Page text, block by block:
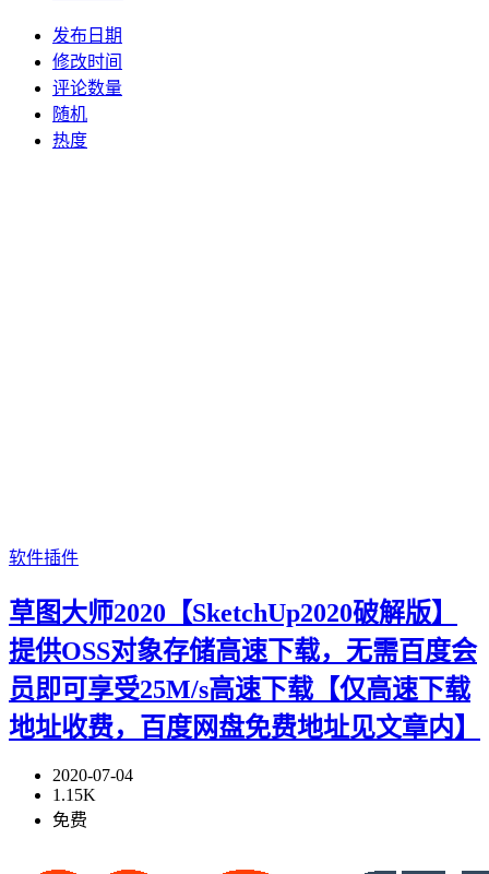
发布日期
修改时间
评论数量
随机
热度
软件插件
草图大师2020【SketchUp2020破解版】
提供OSS对象存储高速下载，无需百度会
员即可享受25M/s高速下载【仅高速下载
地址收费，百度网盘免费地址见文章内】
2020-07-04
1.15K
免费